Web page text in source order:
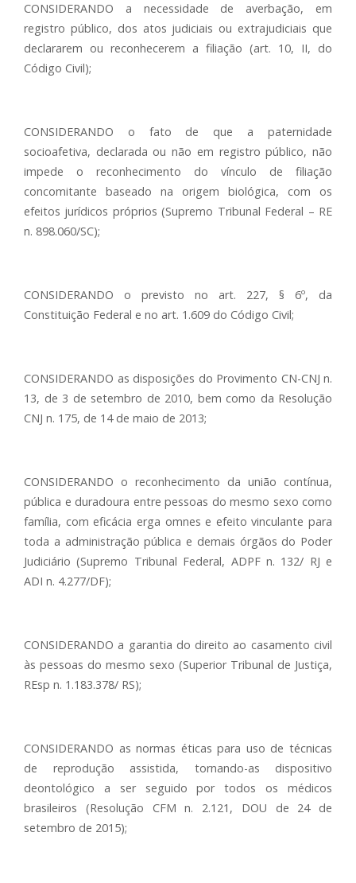
CONSIDERANDO a necessidade de averbação, em
registro público, dos atos judiciais ou extrajudiciais que
declararem ou reconhecerem a filiação (art. 10, II, do
Código Civil);
CONSIDERANDO o fato de que a paternidade
socioafetiva, declarada ou não em registro público, não
impede o reconhecimento do vínculo de filiação
concomitante baseado na origem biológica, com os
efeitos jurídicos próprios (Supremo Tribunal Federal – RE
n. 898.060/SC);
CONSIDERANDO o previsto no art. 227, § 6º, da
Constituição Federal e no art. 1.609 do Código Civil;
CONSIDERANDO as disposições do Provimento CN-CNJ n.
13, de 3 de setembro de 2010, bem como da Resolução
CNJ n. 175, de 14 de maio de 2013;
CONSIDERANDO o reconhecimento da união contínua,
pública e duradoura entre pessoas do mesmo sexo como
família, com eficácia erga omnes e efeito vinculante para
toda a administração pública e demais órgãos do Poder
Judiciário (Supremo Tribunal Federal, ADPF n. 132/ RJ e
ADI n. 4.277/DF);
CONSIDERANDO a garantia do direito ao casamento civil
às pessoas do mesmo sexo (Superior Tribunal de Justiça,
REsp n. 1.183.378/ RS);
CONSIDERANDO as normas éticas para uso de técnicas
de reprodução assistida, tornando-as dispositivo
deontológico a ser seguido por todos os médicos
brasileiros (Resolução CFM n. 2.121, DOU de 24 de
setembro de 2015);